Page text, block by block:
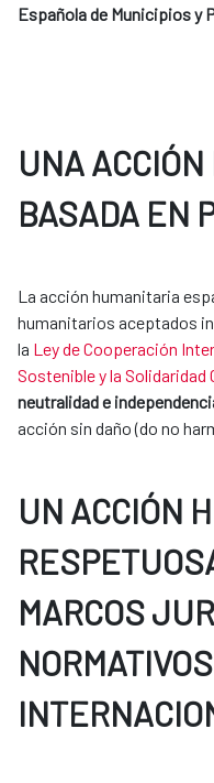
Española de Municipios y
UNA
BASADA EN
La acción humanitaria
humanitarios aceptados
la Ley de Cooperación
Sostenible y la Solidaridad
neutralidad e
acción sin daño (do no
UN ACCIÓN
MARCOS
NORMATIVOS